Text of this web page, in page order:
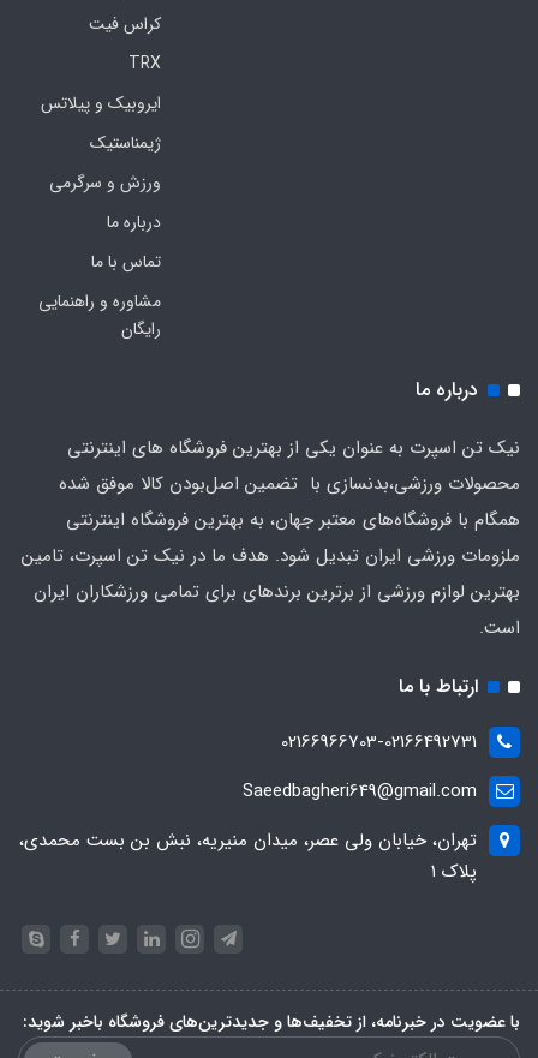
کراس فیت
TRX
ایروبیک و پیلاتس
ژیمناستیک
ورزش و سرگرمی
درباره ما
تماس با ما
مشاوره و راهنمایی
رایگان
درباره ما
نیک تن اسپرت به عنوان یکی از بهترین فروشگاه های اینترنتی
محصولات ورزشی،بدنسازی با تضمین اصل‌بودن کالا موفق شده
همگام با فروشگاه‌های معتبر جهان، به بهترین فروشگاه اینترنتی
ملزومات ورزشی ایران تبدیل شود. هدف ما در نیک تن اسپرت، تامین
بهترین لوازم ورزشی از برترین برندهای برای تمامی ورزشکاران ایران
است.
ارتباط با ما
02166966703-02166492731
Saeedbagheri649@gmail.com
تهران، خیابان ولی عصر، میدان منیریه، نبش بن بست محمدی،
پلاک ۱
با عضویت در خبرنامه، از تخفیف‌ها و جدیدترین‌های فروشگاه باخبر شوید: